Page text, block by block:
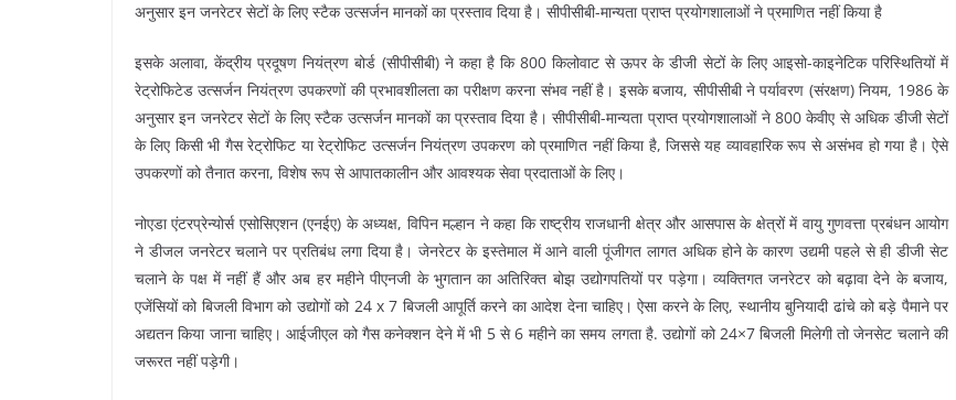
अनुसार इन जनरेटर सेटों के लिए स्टैक उत्सर्जन मानकों का प्रस्ताव दिया है। सीपीसीबी-मान्यता प्राप्त प्रयोगशालाओं ने प्रमाणित नहीं किया है
इसके अलावा, केंद्रीय प्रदूषण नियंत्रण बोर्ड (सीपीसीबी) ने कहा है कि 800 किलोवाट से ऊपर के डीजी सेटों के लिए आइसो-काइनेटिक परिस्थितियों में
रेट्रोफिटेड उत्सर्जन नियंत्रण उपकरणों की प्रभावशीलता का परीक्षण करना संभव नहीं है। इसके बजाय, सीपीसीबी ने पर्यावरण (संरक्षण) नियम, 1986 के
अनुसार इन जनरेटर सेटों के लिए स्टैक उत्सर्जन मानकों का प्रस्ताव दिया है। सीपीसीबी-मान्यता प्राप्त प्रयोगशालाओं ने 800 केवीए से अधिक डीजी सेटों
के लिए किसी भी गैस रेट्रोफिट या रेट्रोफिट उत्सर्जन नियंत्रण उपकरण को प्रमाणित नहीं किया है, जिससे यह व्यावहारिक रूप से असंभव हो गया है। ऐसे
उपकरणों को तैनात करना, विशेष रूप से आपातकालीन और आवश्यक सेवा प्रदाताओं के लिए।
नोएडा एंटरप्रेन्योर्स एसोसिएशन (एनईए) के अध्यक्ष, विपिन मल्हान ने कहा कि राष्ट्रीय राजधानी क्षेत्र और आसपास के क्षेत्रों में वायु गुणवत्ता प्रबंधन आयोग
ने डीजल जनरेटर चलाने पर प्रतिबंध लगा दिया है। जेनरेटर के इस्तेमाल में आने वाली पूंजीगत लागत अधिक होने के कारण उद्यमी पहले से ही डीजी सेट
चलाने के पक्ष में नहीं हैं और अब हर महीने पीएनजी के भुगतान का अतिरिक्त बोझ उद्योगपतियों पर पड़ेगा। व्यक्तिगत जनरेटर को बढ़ावा देने के बजाय,
एजेंसियों को बिजली विभाग को उद्योगों को 24 x 7 बिजली आपूर्ति करने का आदेश देना चाहिए। ऐसा करने के लिए, स्थानीय बुनियादी ढांचे को बड़े पैमाने पर
अद्यतन किया जाना चाहिए। आईजीएल को गैस कनेक्शन देने में भी 5 से 6 महीने का समय लगता है. उद्योगों को 24×7 बिजली मिलेगी तो जेनसेट चलाने की
जरूरत नहीं पड़ेगी।